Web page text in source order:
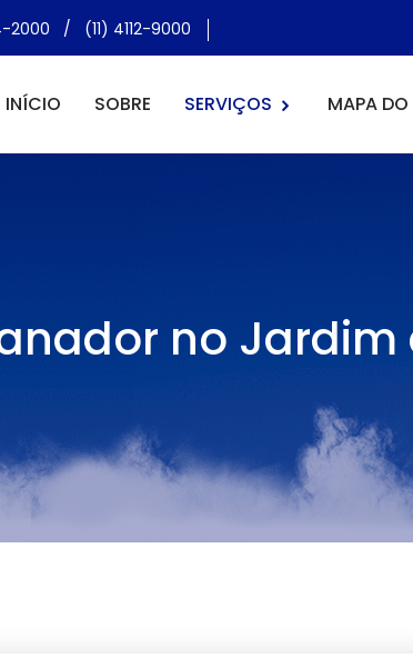
2000 / (11) 4112-9000
INÍCIO SOBRE SERVIÇOS MAPA DO
no